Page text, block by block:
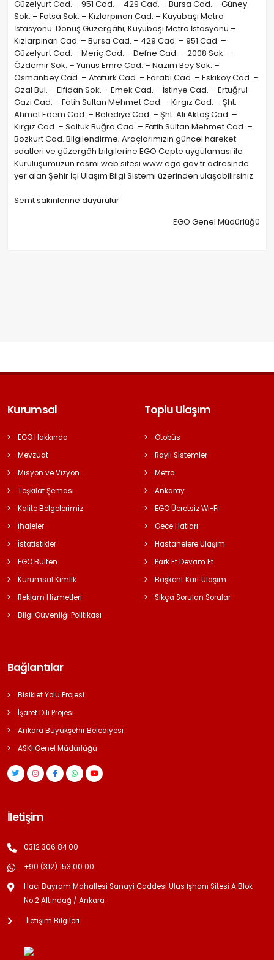
Güzelyurt Cad. – 951 Cad. – 429 Cad. – Bursa Cad. – Güney
Sok. – Fatsa Sok. – Kızlarpınarı Cad. – Kuyubaşı Metro
İstasyonu. Dönüş Güzergâhı; Kuyubaşı Metro İstasyonu –
Kızlarpınarı Cad. – Bursa Cad. – 429 Cad. – 951 Cad. –
Güzelyurt Cad. – Meriç Cad. – Defne Cad. – 2008 Sok. –
Özdemir Sok. – Yunus Emre Cad. – Nazım Bey Sok. –
Osmanbey Cad. – Atatürk Cad. – Farabi Cad. – Eskiköy Cad. –
Özal Bul. – Elfidan Sok. – Emek Cad. – İstinye Cad. – Ertuğrul
Gazi Cad. – Fatih Sultan Mehmet Cad. – Kırgız Cad. – Şht.
Ahmet Edem Cad. – Belediye Cad. – Şht. Ali Aktaş Cad. –
Kırgız Cad. – Saltuk Buğra Cad. – Fatih Sultan Mehmet Cad. –
Bozkurt Cad. Bilgilendirme; Araçlarımızın güncel hareket
saatleri ve güzergâh bilgilerine EGO Cepte uygulaması ile
Kuruluşumuzun resmi web sitesi www.ego.gov.tr adresinde
yer alan Şehir İçi Ulaşım Bilgi Sistemi üzerinden ulaşabilirsiniz
Semt sakinlerine duyurulur
EGO Genel Müdürlüğü
Kurumsal
EGO Hakkında
Mevzuat
Misyon ve Vizyon
Teşkilat Şeması
Kalite Belgelerimiz
İhaleler
İstatistikler
EGO Bülten
Kurumsal Kimlik
Reklam Hizmetleri
Bilgi Güvenliği Politikası
Toplu Ulaşım
Otobüs
Raylı Sistemler
Metro
Ankaray
EGO Ücretsiz Wi-Fi
Gece Hatları
Hastanelere Ulaşım
Park Et Devam Et
Başkent Kart Ulaşım
Sıkça Sorulan Sorular
Bağlantılar
Bisiklet Yolu Projesi
İşaret Dili Projesi
Ankara Büyükşehir Belediyesi
ASKİ Genel Müdürlüğü
İletişim
0312 306 84 00
+90 (312) 153 00 00
Hacı Bayram Mahallesi Sanayi Caddesi Ulus İşhanı Sitesi A Blok
No:2 Altındağ / Ankara
İletişim Bilgileri